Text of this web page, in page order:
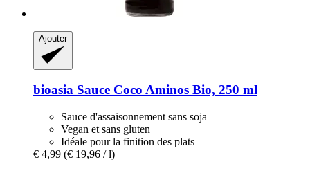
Ajouter
bioasia Sauce Coco Aminos Bio, 250 ml
Sauce d'assaisonnement sans soja
Vegan et sans gluten
Idéale pour la finition des plats
€ 4,99 (€ 19,96 / l)